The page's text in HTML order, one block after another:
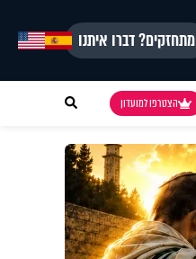
מתחזקים? דברו איתנו
הצטרפו למועדון